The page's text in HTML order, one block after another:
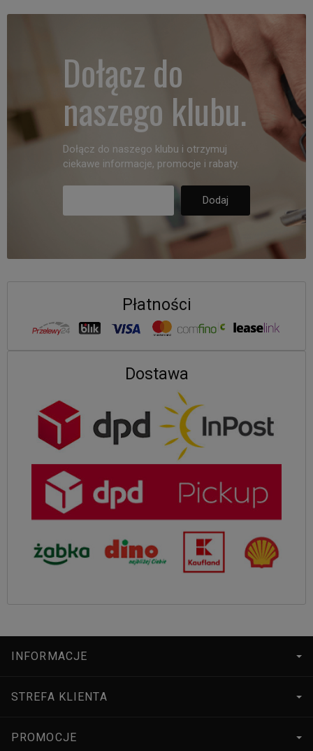
Dołącz do
naszego klubu.
Dołącz do naszego klubu i otrzymuj
ciekawe informacje, promocje i rabaty.
Płatności
Dostawa
INFORMACJE
STREFA KLIENTA
PROMOCJE